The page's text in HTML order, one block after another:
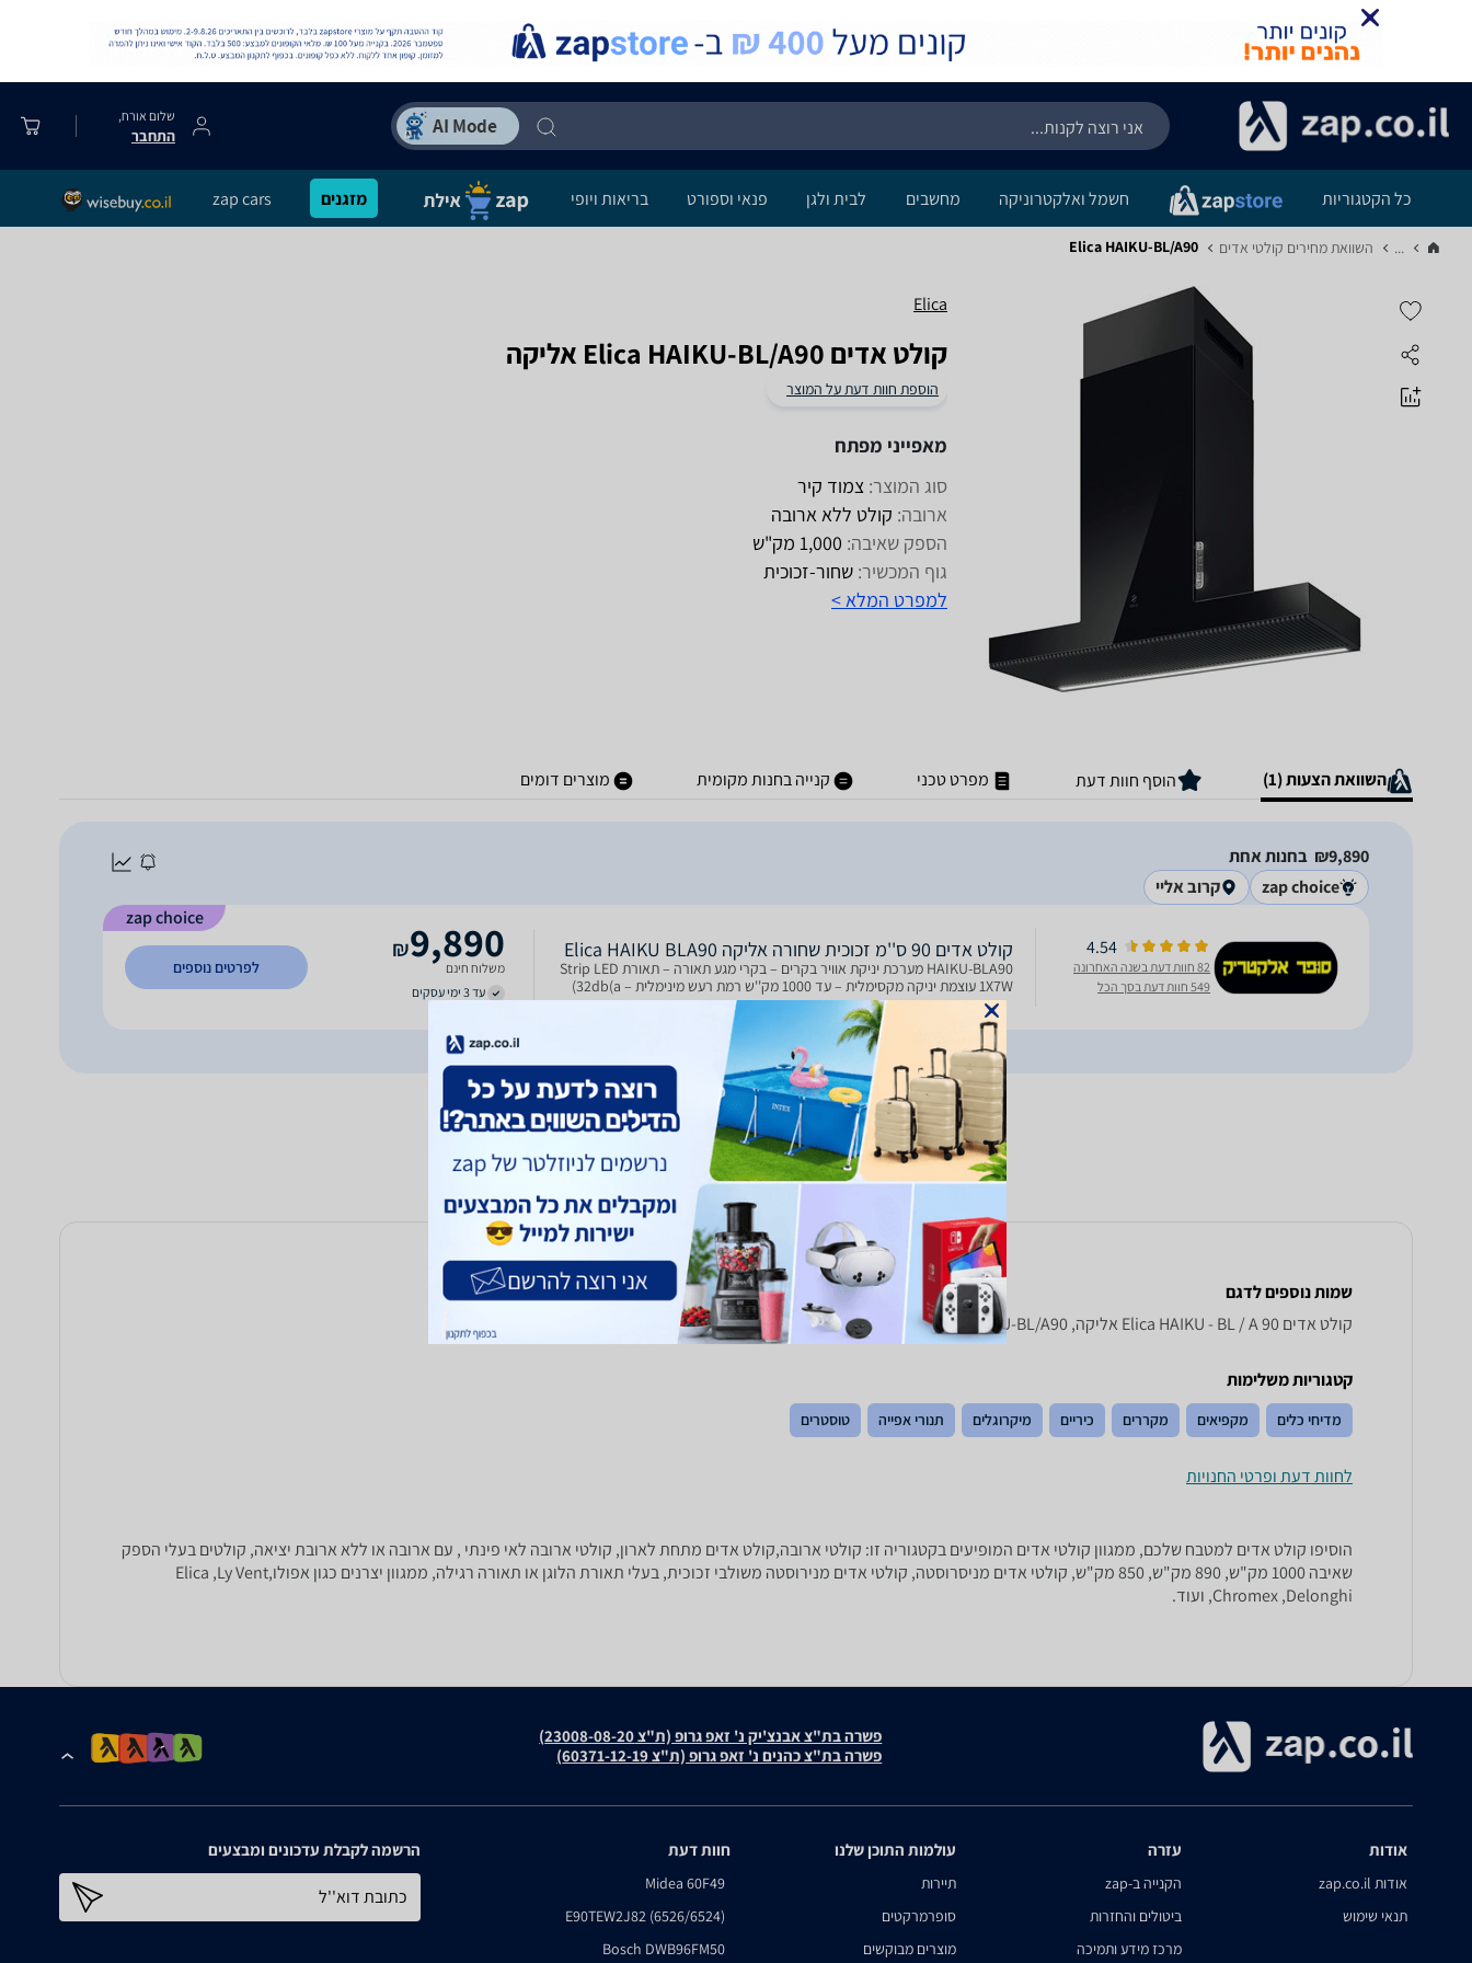
שלום אורח,
התחבר
כל הקטגוריות חשמל ואלקטרוניקה מחשבים לבית ולגן פנאי וספורט בריאות ויופי מזגנים zap cars
... השוואת מחירים קולטי אדים‏ Elica HAIKU-BL/A90
Elica
קולט אדים Elica HAIKU-BL/A90 אליקה
הוספת חוות דעת על המוצר
מאפייני מפתח
סוג המוצר: צמוד קיר
ארובה: קולט ללא ארובה
הספק שאיבה: 1,000 מק"ש
גוף המכשיר: שחור-זכוכית
למפרט המלא >
השוואת הצעות (1) הוסף חוות דעת מפרט טכני קנייה בחנות מקומית מוצרים דומים
9,890‏₪
בחנות אחת
zap choice
קרוב אליי
zap choice
4.54
82 חוות דעת בשנה האחרונה
549 חוות דעת בסך הכל
קולט אדים 90 ס''מ זכוכית שחורה אליקה Elica HAIKU BLA90
HAIKU-BLA90 מערכת יניקת אוויר בקרים – בקרי מגע תאורה – תאורת Strip LED
1X7W עוצמת יניקה מקסימלית – עד 1000 מק''ש רמת רעש מינימלית – 32db(a)
9,890
₪
משלוח חינם
עד 3 ימי עסקים
לפרטים נוספים
שמות נוספים לדגם
קולט אדים Elica HAIKU - BL / A 90 אליקה, HAIKU-BL/A90 אליקה , אליקה HAIKU-BL/A90
קטגוריות משלימות
מדיחי כלים מקפיאים מקררים כיריים מיקרוגלים תנורי אפייה טוסטרים
לחוות דעת ופרטי החנויות
הוסיפו קולט אדים למטבח שלכם, ממגוון קולטי אדים המופיעים בקטגוריה זו: קולטי ארובה,קולט אדים מתחת לארון, קולטי ארובה לאי פינתי , עם ארובה או ללא ארובת יציאה, קולטים בעלי הספק
שאיבה 1000 מק"ש, 890 מק"ש, 850 מק"ש, קולטי אדים מניסרוסטה, קולטי אדים מנירוסטה משולבי זכוכית, בעלי תאורת הלוגן או תאורה רגילה, ממגוון יצרנים כגון אפולו,Elica ,Ly Vent
,Chromex ,Delonghi ועוד.
פשרה בת"צ אבנצ'יק נ' זאפ גרופ (ת"צ 23008-08-20)
פשרה בת"צ כהנים נ' זאפ גרופ (ת"צ 60371-12-19)
אודות
אודות zap.co.il
תנאי שימוש
עזרה
הקנייה ב-zap
ביטולים והחזרות
מרכז מידע ותמיכה
עולמות התוכן שלנו
תיירות
סופרמרקטים
מוצרים מבוקשים
חוות דעת
Midea 60F49
E90TEW2J82 (6526/6524)
Bosch DWB96FM50
הרשמה לקבלת עדכונים ומבצעים
כתובת דוא''ל